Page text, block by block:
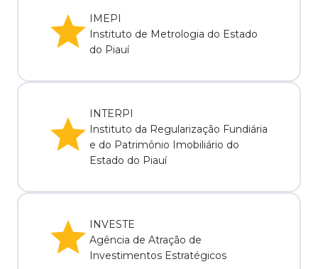
IMEPI
Instituto de Metrologia do Estado
do Piauí
INTERPI
Instituto da Regularização Fundiária
e do Patrimônio Imobiliário do
Estado do Piauí
INVESTE
Agência de Atração de
Investimentos Estratégicos